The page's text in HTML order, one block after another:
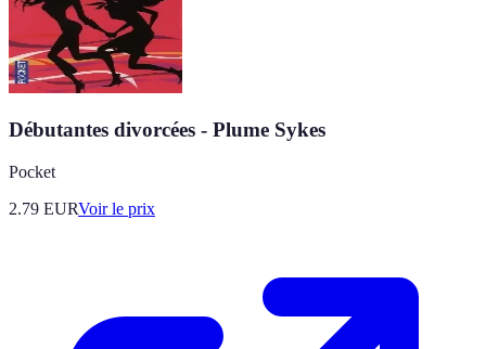
Débutantes divorcées - Plume Sykes
Pocket
2.79 EURVoir le prix